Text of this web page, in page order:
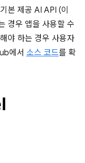
본 제공 AI API (이
경우 앱을 사용할 수
야 하는 경우 사용자
에서 소스 코드를 확